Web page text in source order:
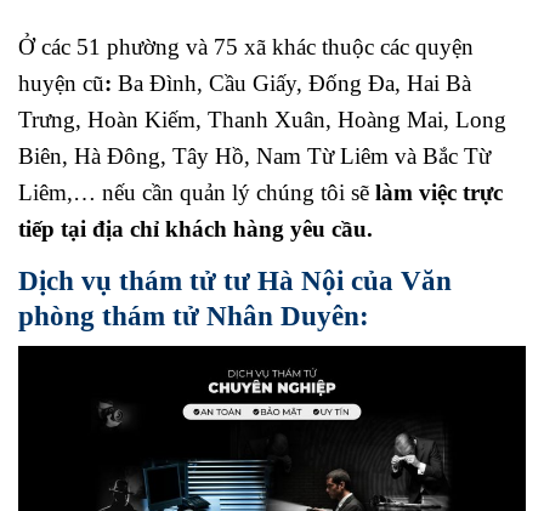
Ở các 51 phường và 75 xã khác thuộc các quyện
huyện cũ: Ba Đình, Cầu Giấy, Đống Đa, Hai Bà
Trưng, Hoàn Kiếm, Thanh Xuân, Hoàng Mai, Long
Biên, Hà Đông, Tây Hồ, Nam Từ Liêm và Bắc Từ
Liêm,… nếu cần quản lý chúng tôi sẽ làm việc trực
tiếp tại địa chỉ khách hàng yêu cầu.
Dịch vụ thám tử tư Hà Nội của Văn
phòng thám tử Nhân Duyên: